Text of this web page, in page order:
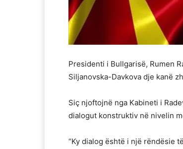
Presidenti i Bullgarisë, Rumen
Siljanovska-Davkova dje kanë
Siç njoftojnë nga Kabineti i
dialogut konstruktiv në nivelin
“Ky dialog është i një rëndësie